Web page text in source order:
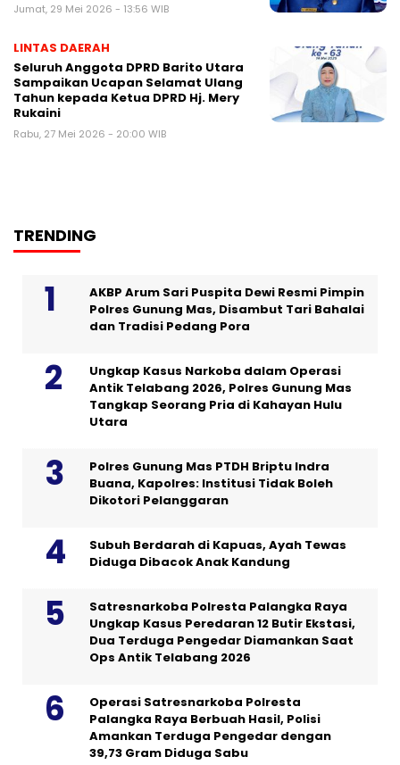
Jumat, 29 Mei 2026 - 13:56 WIB
LINTAS DAERAH
Seluruh Anggota DPRD Barito Utara
Sampaikan Ucapan Selamat Ulang
Tahun kepada Ketua DPRD Hj. Mery
Rukaini
Rabu, 27 Mei 2026 - 20:00 WIB
TRENDING
AKBP Arum Sari Puspita Dewi Resmi Pimpin
Polres Gunung Mas, Disambut Tari Bahalai
dan Tradisi Pedang Pora
Ungkap Kasus Narkoba dalam Operasi
Antik Telabang 2026, Polres Gunung Mas
Tangkap Seorang Pria di Kahayan Hulu
Utara
Polres Gunung Mas PTDH Briptu Indra
Buana, Kapolres: Institusi Tidak Boleh
Dikotori Pelanggaran
Subuh Berdarah di Kapuas, Ayah Tewas
Diduga Dibacok Anak Kandung
Satresnarkoba Polresta Palangka Raya
Ungkap Kasus Peredaran 12 Butir Ekstasi,
Dua Terduga Pengedar Diamankan Saat
Ops Antik Telabang 2026
Operasi Satresnarkoba Polresta
Palangka Raya Berbuah Hasil, Polisi
Amankan Terduga Pengedar dengan
39,73 Gram Diduga Sabu